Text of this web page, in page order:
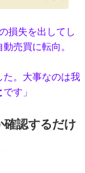
損失を出してし
売買に転向。
。大事なのは我
です」
認するだけ